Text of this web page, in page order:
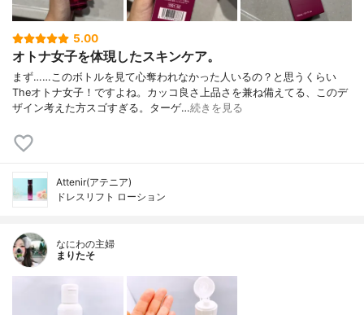
5.00
オトナ女子を体現したスキンケア。
まず……このボトルを見て心奪われなかった人いるの？と思うくらい
Theオトナ女子！ですよね。カッコ良さ上品さを兼ね備えてる、このデ
ザイン考えた方スゴすぎる。ターゲ…続きを見る
Attenir(アテニア)
ドレスリフト ローション
なにわの主婦
まりたそ